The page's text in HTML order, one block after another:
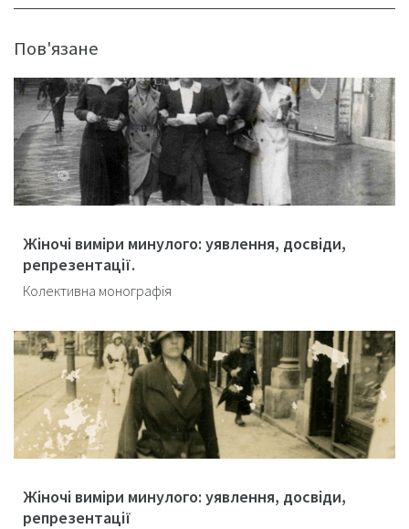
Пов'язане
Жіночі виміри минулого: уявлення, досвіди,
репрезентації.
Колективна монографія
Жіночі виміри минулого: уявлення, досвіди,
репрезентації